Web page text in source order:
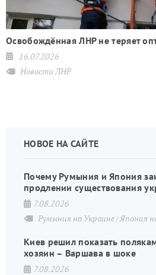
Освобождённая ЛНР не теряет
16.07.2026
Новости ЛНР
НОВОЕ НА САЙТЕ
Почему Румыния и Япония
продлении существования
7.08.2026
Румыния на Украине Япония
Киев решил показать
хозяин – Варшава в шоке
7.08.2026